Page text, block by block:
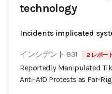
technology
Incidents implicated
インシデント 931 2 レポー
Reportedly Manipulated
Anti-AfD Protests as Far-